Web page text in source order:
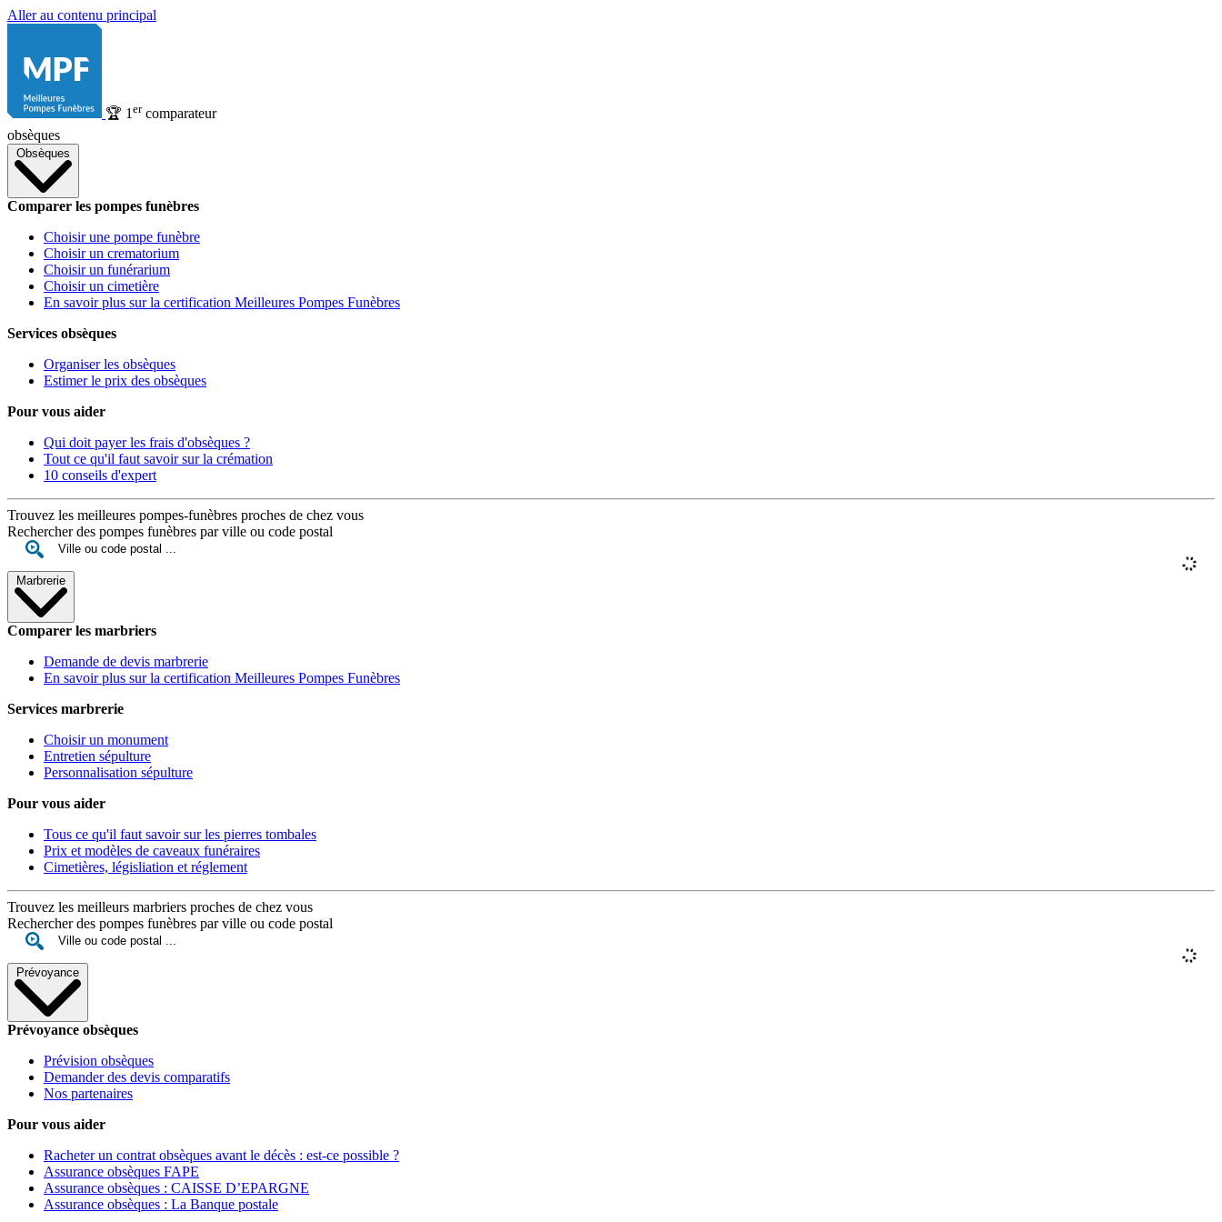
Aller au contenu principal
🏆 1 ercomparateur
obsèques
Obsèques
Comparer les pompes funèbres
Choisir une pompe funèbre
Choisir un crematorium
Choisir un funérarium
Choisir un cimetière
En savoir plus sur la certification Meilleures Pompes Funèbres
Services obsèques
Organiser les obsèques
Estimer le prix des obsèques
Pour vous aider
Qui doit payer les frais d'obsèques ?
Tout ce qu'il faut savoir sur la crémation
10 conseils d'expert
Trouvez les meilleures pompes-funèbres proches de chez vous
Rechercher des pompes funèbres par ville ou code postal
Marbrerie
Comparer les marbriers
Demande de devis marbrerie
En savoir plus sur la certification Meilleures Pompes Funèbres
Services marbrerie
Choisir un monument
Entretien sépulture
Personnalisation sépulture
Pour vous aider
Tous ce qu'il faut savoir sur les pierres tombales
Prix et modèles de caveaux funéraires
Cimetières, législiation et réglement
Trouvez les meilleurs marbriers proches de chez vous
Rechercher des pompes funèbres par ville ou code postal
Prévoyance
Prévoyance obsèques
Prévision obsèques
Demander des devis comparatifs
Nos partenaires
Pour vous aider
Racheter un contrat obsèques avant le décès : est-ce possible ?
Assurance obsèques FAPE
Assurance obsèques : CAISSE D’EPARGNE
Assurance obsèques : La Banque postale